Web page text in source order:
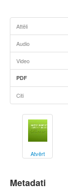
Attēli
Audio
Video
PDF
Citi
Atvērt
Metadati